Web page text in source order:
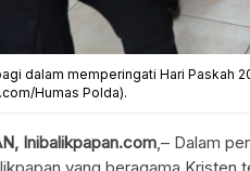
dalam memperingati Hari Paskah
Humas Polda).
Inibalikpapan.com ,– Dalam
yang beragama Kristen